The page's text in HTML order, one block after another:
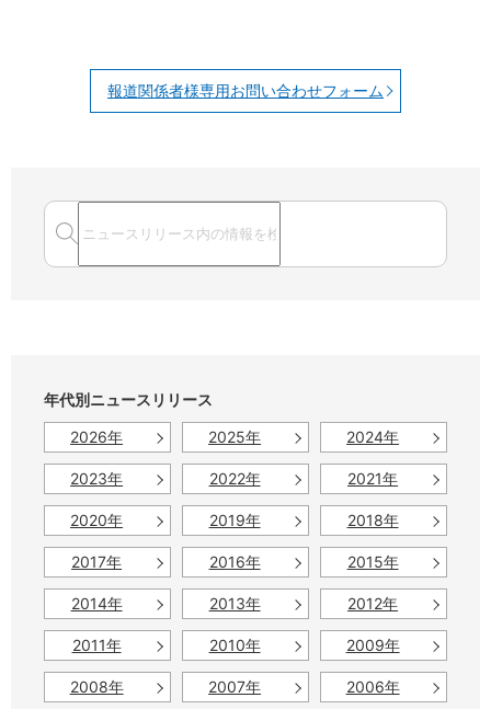
報道関係者様専用お問い合わせフォーム
年代別ニュースリリース
2026年
2025年 2024年
2023年 2022年 2021年
2020年 2019年 2018年
2017年 2016年 2015年
2014年 2013年 2012年
2011年 2010年 2009年
2008年 2007年 2006年